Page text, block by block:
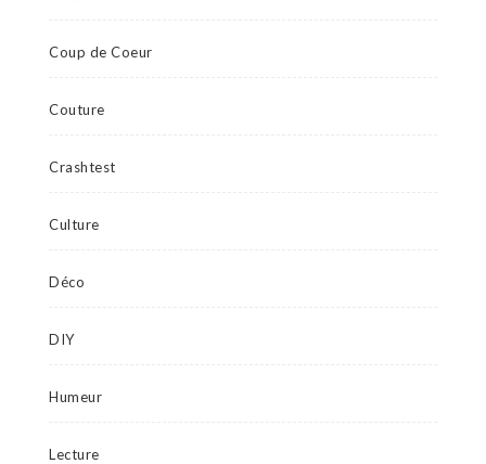
Coup de Coeur
Couture
Crashtest
Culture
Déco
DIY
Humeur
Lecture